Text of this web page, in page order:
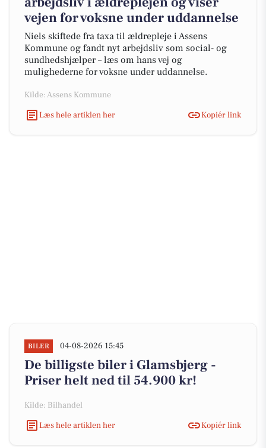
vejen for voksne under uddannelse
Niels skiftede fra taxa til ældrepleje i Assens
Kommune og fandt nyt arbejdsliv som social- og
sundhedshjælper – læs om hans vej og
mulighederne for voksne under uddannelse.
Kilde: Assens Kommune
Læs hele artiklen her
Kopiér link
BILER 04-08-2026 15:45
De billigste biler i Glamsbjerg -
Priser helt ned til 54.900 kr!
Kilde: Bilhandel
Læs hele artiklen her
Kopiér link